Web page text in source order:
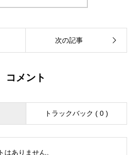
コメント
トラックバック ( 0 )
はありません。